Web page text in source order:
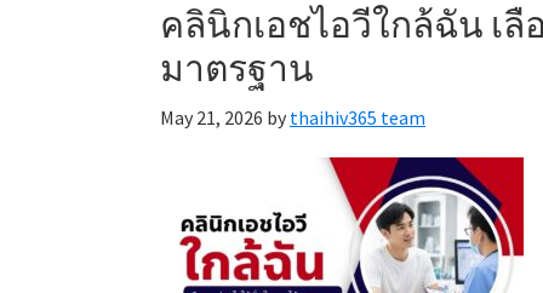
คลินิกเอชไอวีใกล้ฉัน เ
มาตรฐาน
May 21, 2026 by thaihiv365 team